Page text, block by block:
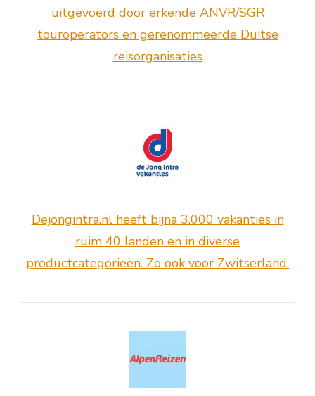
uitgevoerd door erkende ANVR/SGR
touroperators en gerenommeerde Duitse
reisorganisaties
Dejongintra.nl heeft bijna 3.000 vakanties in
ruim 40 landen en in diverse
productcategorieën. Zo ook voor Zwitserland.